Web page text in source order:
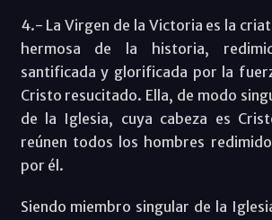
4.- La Virgen de la Victoria es la
hermosa de la historia,
santificada y glorificada por la
Cristo resucitado. Ella, de modo
de la Iglesia, cuya cabeza es
reúnen todos los hombres
por él.
Siendo miembro singular de la